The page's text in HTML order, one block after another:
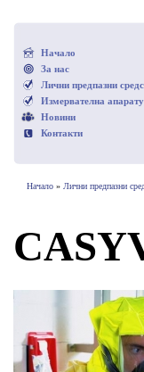
Начало
За нас
Лични предпазни
Измервателна
Новини
Контакти
Начало » Лични предпазни